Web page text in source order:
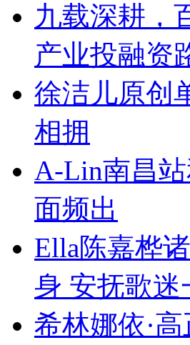
九载深耕，
产业投融资
徐洁儿原创
相拥
A-Lin南昌
面频出
Ella陈嘉桦
身 安抚歌迷
希林娜依·